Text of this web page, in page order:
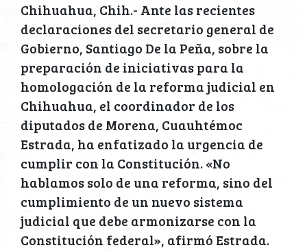
Chihuahua, Chih.- Ante las recientes
declaraciones del secretario general de
Gobierno, Santiago De la Peña, sobre la
preparación de iniciativas para la
homologación de la reforma judicial en
Chihuahua, el coordinador de los
diputados de Morena, Cuauhtémoc
Estrada, ha enfatizado la urgencia de
cumplir con la Constitución. «No
hablamos solo de una reforma, sino del
cumplimiento de un nuevo sistema
judicial que debe armonizarse con la
Constitución federal», afirmó Estrada.